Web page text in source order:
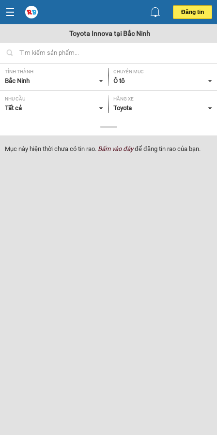
Đăng tin
Toyota Innova tại Bắc Ninh
TỈNH THÀNH
Bắc Ninh
CHUYÊN MỤC
Ô tô
NHU CẦU
Tất cả
HÃNG XE
Toyota
Innova
NĂM SẢN XUẤT
Tất cả
GIÁ XE XUẤT XỨ
Mục này hiện thời chưa có tin rao. Bấm vào đâyđể đăng tin rao của bạn.